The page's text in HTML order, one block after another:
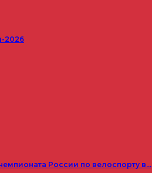
2026
России по велоспорту в…